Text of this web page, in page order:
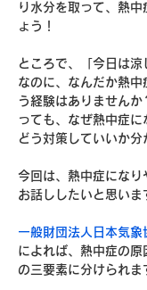
り水分を取って、熱
ょう！
ところで、「今日は
なのに、なんだか熱
う経験はありません
っても、なぜ熱中症に
どう対策していいか分
今回は、熱中症になり
お話ししたいと思いま
一般財団法人日本気象
によれば、熱中症の
の三要素に分けられま